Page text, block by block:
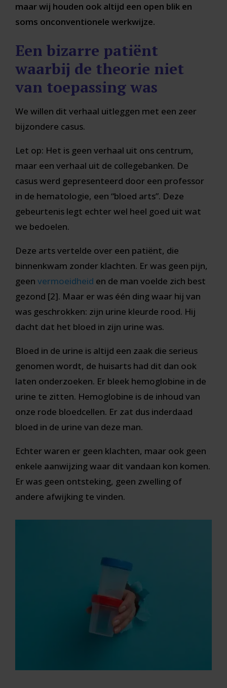
maar wij houden ook altijd een open blik en
soms onconventionele werkwijze.
Een bizarre patiënt
waarbij de theorie niet
van toepassing was
We willen dit verhaal uitleggen met een zeer
bijzondere casus.
Let op: Het is geen verhaal uit ons centrum,
maar een verhaal uit de collegebanken. De
casus werd gepresenteerd door een professor
in de hematologie, een “bloed arts”. Deze
gebeurtenis legt echter wel heel goed uit wat
we bedoelen.
Deze arts vertelde over een patiënt, die
binnenkwam zonder klachten. Er was geen pijn,
geen vermoeidheid en de man voelde zich best
gezond [2]. Maar er was één ding waar hij van
was geschrokken: zijn urine kleurde rood. Hij
dacht dat het bloed in zijn urine was.
Bloed in de urine is altijd een zaak die serieus
genomen wordt, de huisarts had dit dan ook
laten onderzoeken. Er bleek hemoglobine in de
urine te zitten. Hemoglobine is de inhoud van
onze rode bloedcellen. Er zat dus inderdaad
bloed in de urine van deze man.
Echter waren er geen klachten, maar ook geen
enkele aanwijzing waar dit vandaan kon komen.
Er was geen ontsteking, geen zwelling of
andere afwijking te vinden.